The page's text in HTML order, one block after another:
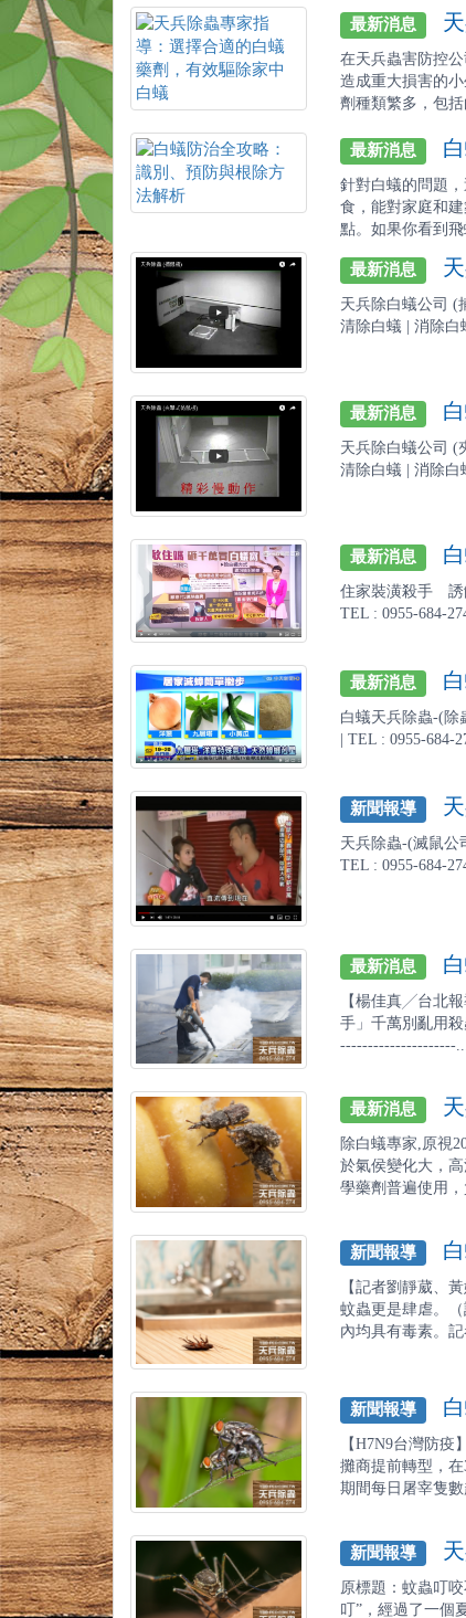
最新消息 天
在天兵蟲害防控
造成重大損害的
劑種類繁多，包
最新消息 白
針對白蟻的問題
食，能對家庭和
點。如果你看到
最新消息 天
天兵除白蟻公司 (
清除白蟻 | 消除白
最新消息 白
天兵除白蟻公司 (
清除白蟻 | 消除白
最新消息 白
住家裝潢殺手 誘
TEL : 0955-684-
最新消息 白
白蟻天兵除蟲-(除
| TEL : 0955-
新聞報導 天
天兵除蟲-(滅鼠公
TEL : 0955-684-
最新消息 白
【楊佳真╱台北
手」千萬別亂用
---------------------
最新消息 天
除白蟻專家,原視
於氣侯變化大，
學藥劑普遍使用
新聞報導 白
【記者劉靜葳、
蚊蟲更是肆虐。
內均具有毒素。
新聞報導 白
【H7N9台灣防
攤商提前轉型，
期間每日屠宰隻
新聞報導 天
原標題：蚊蟲叮
叮”，經過了一個